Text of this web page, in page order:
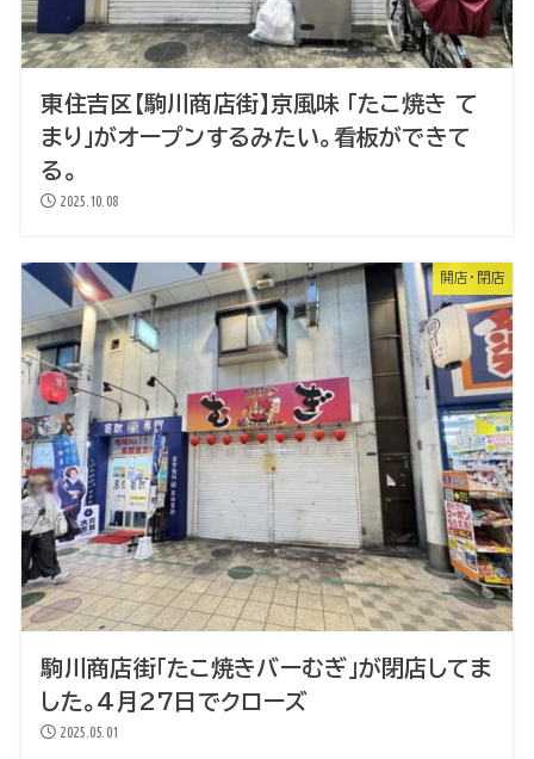
東住吉区【駒川商店街】京風味 「たこ焼き て
まり」がオープンするみたい。看板ができて
る。
2025.10.08
開店・閉店
駒川商店街「たこ焼きバーむぎ」が閉店してま
した。4月27日でクローズ
2025.05.01